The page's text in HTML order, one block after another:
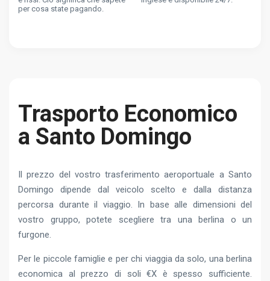
per cosa state pagando.
Trasporto Economico
a Santo Domingo
Il prezzo del vostro trasferimento aeroportuale a Santo
Domingo dipende dal veicolo scelto e dalla distanza
percorsa durante il viaggio. In base alle dimensioni del
vostro gruppo, potete scegliere tra una berlina o un
furgone.
Per le piccole famiglie e per chi viaggia da solo, una berlina
economica al prezzo di soli €X è spesso sufficiente.